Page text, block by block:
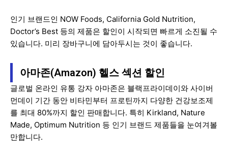
인기 브랜드인 NOW Foods, California Gold Nutrition,
Doctor’s Best 등의 제품은 할인이 시작되면 빠르게 소진될 수
있습니다. 미리 장바구니에 담아두시는 것이 좋습니다.
아마존(Amazon) 헬스 섹션 할인
글로벌 온라인 유통 강자 아마존은 블랙프라이데이와 사이버
먼데이 기간 동안 비타민부터 프로틴까지 다양한 건강보조제
를 최대 80%까지 할인 판매합니다. 특히 Kirkland, Nature
Made, Optimum Nutrition 등 인기 브랜드 제품들을 눈여겨볼
만합니다.